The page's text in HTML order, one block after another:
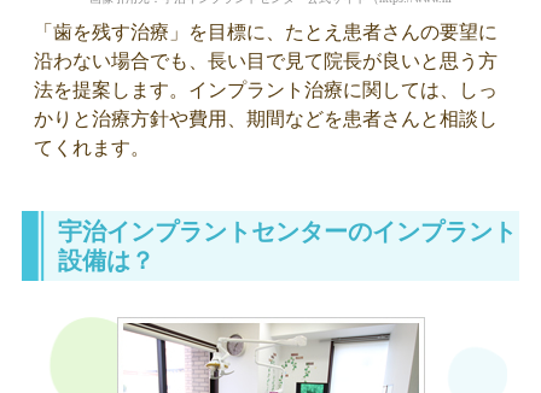
「歯を残す治療」を目標に、たとえ患者さんの要望に
沿わない場合でも、長い目で見て院長が良いと思う方
法を提案します。インプラント治療に関しては、しっ
かりと治療方針や費用、期間などを患者さんと相談し
てくれます。
宇治インプラントセンターのインプラント
設備は？